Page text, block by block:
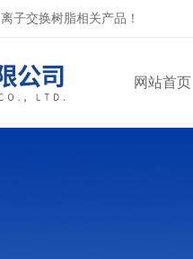
子交换树脂相关产品！
网站首页